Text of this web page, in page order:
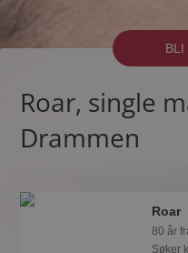
BLI
Roar, single
Drammen
Roar
80 år
Søker